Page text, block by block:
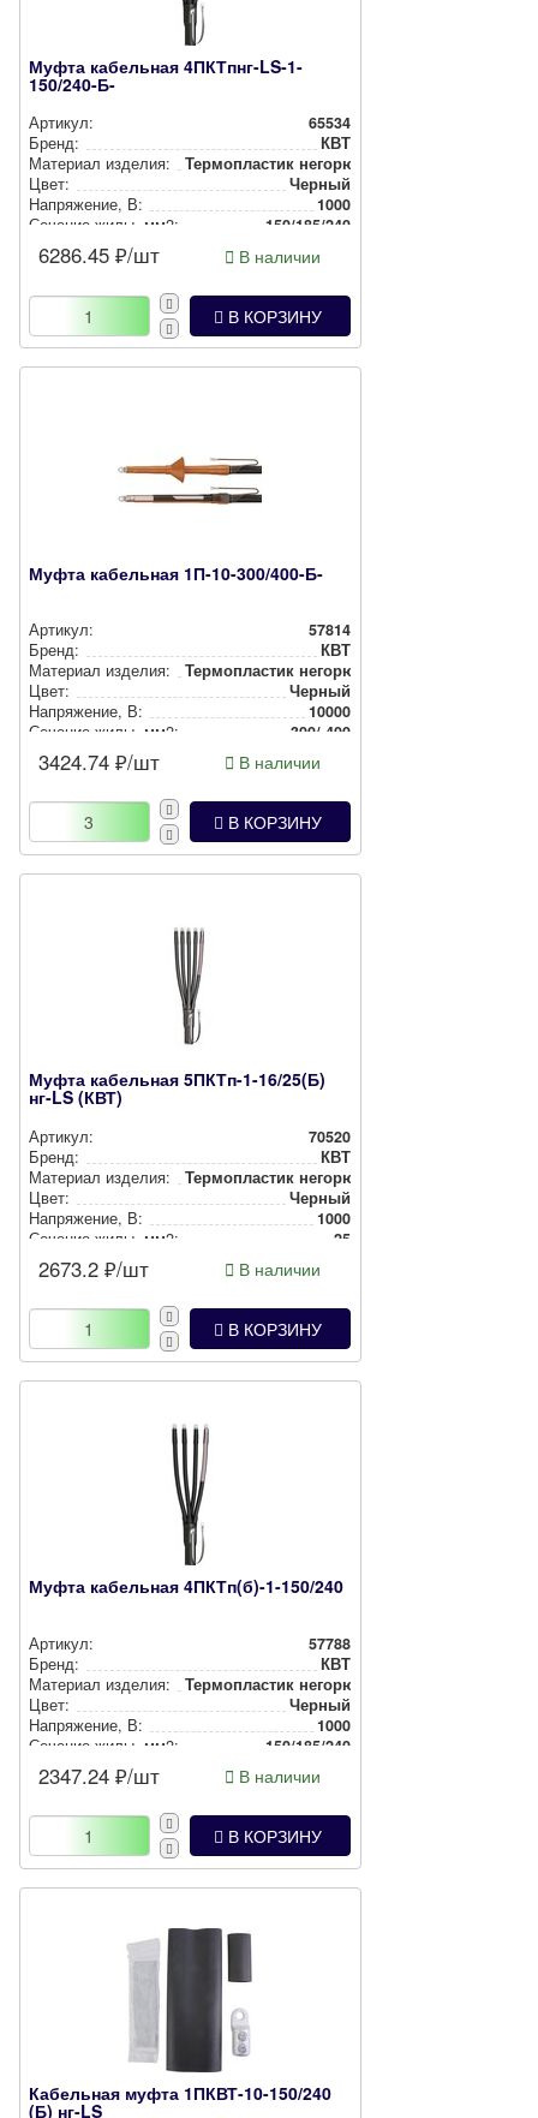
Муфта кабельная 4ПКТпнг-LS-1-
150/240-Б-
Артикул:
65534
Бренд:
КВТ
Материал изделия:
Тер­моп­лас­тик негорючий
Цвет:
Черный
Нап­ря­же­ние, В:
1000
Сечение жилы, мм2:
150/185/240
6286.45 ₽/шт В наличии
В КОРЗИНУ
Муфта кабельная 1П-10-300/400-Б-
Артикул:
57814
Бренд:
КВТ
Материал изделия:
Тер­моп­лас­тик негорючий
Цвет:
Черный
Нап­ря­же­ние, В:
10000
Сечение жилы, мм2:
300/ 400
3424.74 ₽/шт В наличии
В КОРЗИНУ
Муфта кабельная 5ПКТп-1-16/25(Б)
нг-LS (КВТ)
Артикул:
70520
Бренд:
КВТ
Материал изделия:
Тер­моп­лас­тик негорючий
Цвет:
Черный
Нап­ря­же­ние, В:
1000
Сечение жилы, мм2:
25
2673.2 ₽/шт В наличии
В КОРЗИНУ
Муфта кабельная 4ПКТп(б)-1-150/240
Артикул:
57788
Бренд:
КВТ
Материал изделия:
Тер­моп­лас­тик негорючий
Цвет:
Черный
Нап­ря­же­ние, В:
1000
Сечение жилы, мм2:
150/185/240
2347.24 ₽/шт В наличии
В КОРЗИНУ
Кабельная муфта 1ПКВТ-10-150/240
(Б) нг-LS